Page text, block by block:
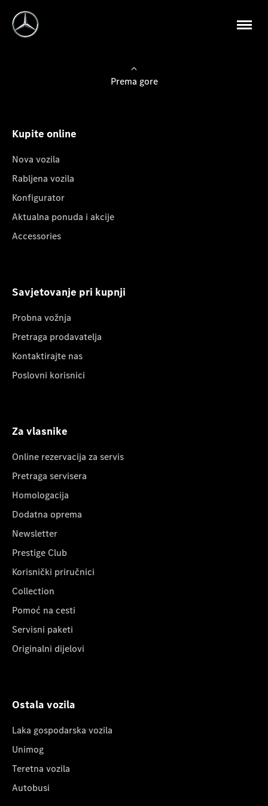
Prema gore
Kupite online
Nova vozila
Rabljena vozila
Konfigurator
Aktualna ponuda i akcije
Accessories
Savjetovanje pri kupnji
Probna vožnja
Pretraga prodavatelja
Kontaktirajte nas
Poslovni korisnici
Za vlasnike
Online rezervacija za servis
Pretraga servisera
Homologacija
Dodatna oprema
Newsletter
Prestige Club
Korisnički priručnici
Collection
Pomoć na cesti
Servisni paketi
Originalni dijelovi
Ostala vozila
Laka gospodarska vozila
Unimog
Teretna vozila
Autobusi